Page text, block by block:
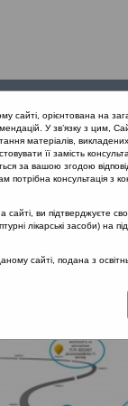
заходи
верхніх дихальних
сайті, орієнтована на
У зв’язку з цим,
матеріалів,
її замість
за вашою згодою
консультація з
ви підтверджуєте
лікарські засоби) на
сайті, подана з